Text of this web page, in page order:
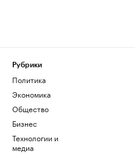
Рубрики
Политика
Экономика
Общество
Бизнес
Технологии и
медиа